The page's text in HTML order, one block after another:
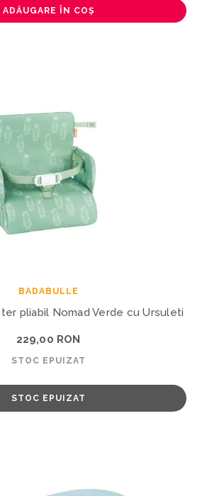
ADĂUGARE ÎN COȘ
BADABULLE
pliabil Nomad Verde cu Ursuleti
229,00 RON
STOC EPUIZAT
STOC EPUIZAT